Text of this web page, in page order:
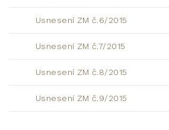
Usnesení ZM č.6/2015
Usnesení ZM č.7/2015
Usnesení ZM č.8/2015
Usnesení ZM č.9/2015